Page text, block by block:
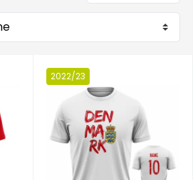
2022/23